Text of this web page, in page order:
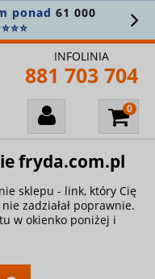
ponad 61 000
INFOLINIA
881 703 704
fryda.com.pl
sklepu - link, który Cię
zadziałał poprawnie.
w okienko poniżej i